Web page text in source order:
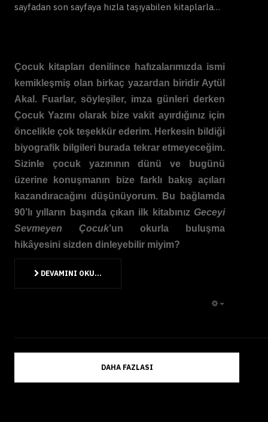
sayfadan son sayfaya hızla taşıyabilen kitaplarla…
Çocuk kitapları denilince hafızalarımızda ismi
kemikleşmiş olan birkaç yazardan biridir Aytül
Akal. Fuarlar, söyleşiler, imza günleri derken
Çocuk Yazını olarak bize vakit ayırdığınız için
öncelikle çok teşekkür ederim. Herkesin bildiği
biyografik bilgileri burada tekrar etmeyeceğim.
Sizinle çocuk yazınının dünü ve bugünü
üzerine konuşmanın bize farklı bakış açıları
kazandıracağını düşünüyorum. Bu bağlamda
90’lı yılların başında çıkan ilk kitabınız Geceyi
Sevmeyen Çocuk’un okurla buluşma
hikâyesini sizden dinleyebilir miyim?
DEVAMINI OKU...
DAHA FAZLASI